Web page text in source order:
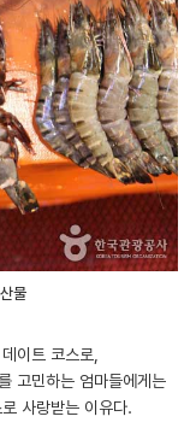
물
이트 코스로,
고민하는 엄마들에게는
사랑받는 이유다.